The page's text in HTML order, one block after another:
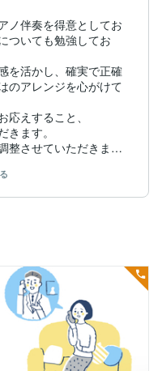
ノ伴奏を得意としてお
ついても勉強してお
を活かし、確実で正確
のアレンジを心がけて
えすること、
ます。
整させていただきま
望にしっかりと沿うよ
しております。